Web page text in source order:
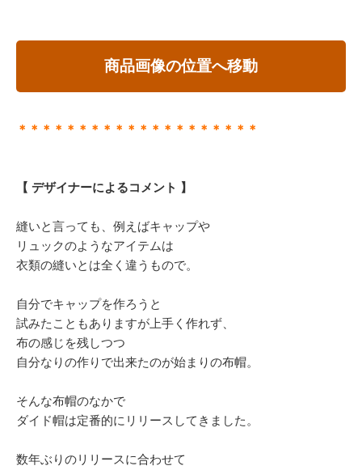
商品画像の位置へ移動
＊＊＊＊＊＊＊＊＊＊＊＊＊＊＊＊＊＊＊＊
【 デザイナーによるコメント 】
縫いと言っても、例えばキャップや
リュックのようなアイテムは
衣類の縫いとは全く違うもので。
自分でキャップを作ろうと
試みたこともありますが上手く作れず、
布の感じを残しつつ
自分なりの作りで出来たのが始まりの布帽。
そんな布帽のなかで
ダイド帽は定番的にリリースしてきました。
数年ぶりのリリースに合わせて